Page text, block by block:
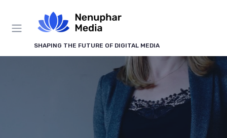
SHAPING THE FUTURE OF DIGITAL MEDIA